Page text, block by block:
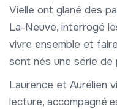
Vielle ont glané des
La-Neuve, interrogé
vivre ensemble et
sont nés une série de
Laurence et Aurélien
lecture,